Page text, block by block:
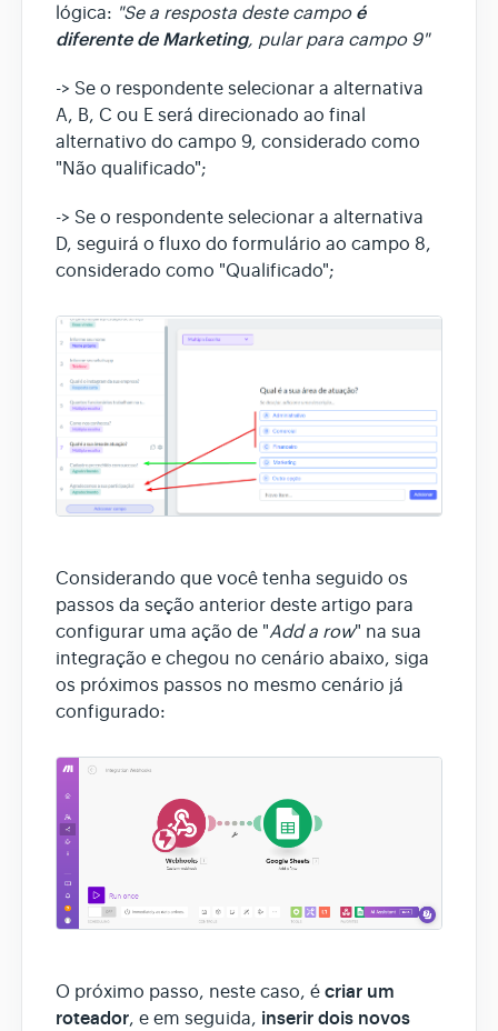
lógica: "Se a resposta deste campo é
diferente de Marketing, pular para campo 9"
-> Se o respondente selecionar a alternativa
A, B, C ou E será direcionado ao final
alternativo do campo 9, considerado como
"Não qualificado";
-> Se o respondente selecionar a alternativa
D, seguirá o fluxo do formulário ao campo 8,
considerado como "Qualificado";
Considerando que você tenha seguido os
passos da seção anterior deste artigo para
configurar uma ação de "Add a row" na sua
integração e chegou no cenário abaixo, siga
os próximos passos no mesmo cenário já
configurado:
O próximo passo, neste caso, é criar um
roteador, e em seguida, inserir dois novos